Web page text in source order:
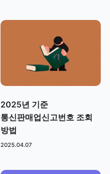
2025년 기준
통신판매업신고번호 조회
방법
2025.04.07